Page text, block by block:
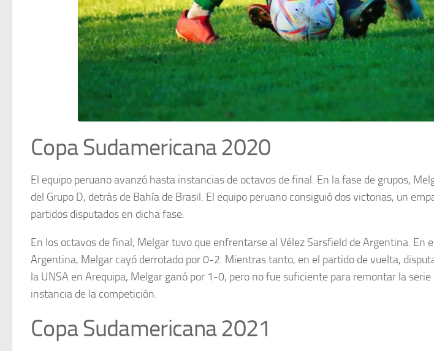
Copa Sudamericana 2020
El equipo peruano avanzó hasta instancias de octavos de final. En la fase de grupos,
del Grupo D, detrás de Bahía de Brasil. El equipo peruano consiguió dos victorias, un
partidos disputados en dicha fase.
En los octavos de final, Melgar tuvo que enfrentarse al Vélez Sarsfield de Argentina. En
Argentina, Melgar cayó derrotado por 0-2. Mientras tanto, en el partido de vuelta,
la UNSA en Arequipa, Melgar ganó por 1-0, pero no fue suficiente para remontar la
instancia de la competición.
Copa Sudamericana 2021